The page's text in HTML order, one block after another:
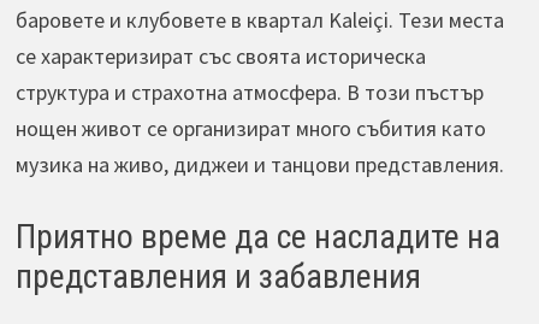
баровете и клубовете в квартал Kaleiçi. Тези места
се характеризират със своята историческа
структура и страхотна атмосфера. В този пъстър
нощен живот се организират много събития като
музика на живо, диджеи и танцови представления.
Приятно време да се насладите на
представления и забавления